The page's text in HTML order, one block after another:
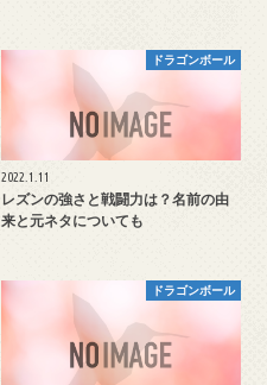
ドラゴンボール
2022.1.11
レズンの強さと戦闘力は？名前の由
来と元ネタについても
ドラゴンボール